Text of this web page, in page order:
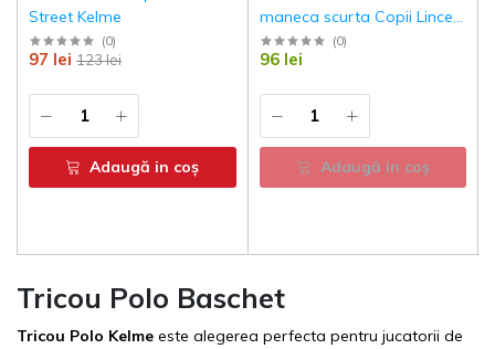
Street Kelme
(0)
123 lei
97 lei
Adaugă in coş
maneca scurta Copii Lince
Kelme
(0)
96 lei
Adaugă in coş
Tricou Polo Baschet
Tricou Polo Kelme este alegerea perfecta pentru jucatorii de